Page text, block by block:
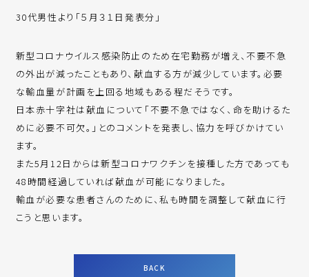
30代男性より「５月３１日発表分」
新型コロナウイルス感染防止のため在宅勤務が増え、不要不急
の外出が減ったこともあり、献血する方が減少しています。必要
な輸血量が計画を上回る地域もある程だそうです。
日本赤十字社は献血について「不要不急ではなく、命を助けるた
めに必要不可欠。」とのコメントを発表し、協力を呼びかけてい
ます。
また5月12日からは新型コロナワクチンを接種した方であっても
48時間経過していれば献血が可能になりました。
輸血が必要な患者さんのために、私も時間を調整して献血に行
こうと思います。
BACK